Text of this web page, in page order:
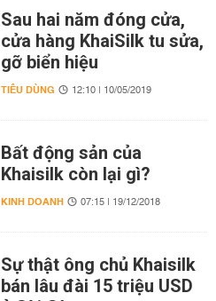
Sau hai năm đóng cửa,
cửa hàng KhaiSilk tu sửa,
gỡ biển hiệu
TIÊU DÙNG 12:10 | 10/05/2019
Bất động sản của
Khaisilk còn lại gì?
KINH DOANH 07:15 | 19/12/2018
Sự thật ông chủ Khaisilk
bán lâu đài 15 triệu USD